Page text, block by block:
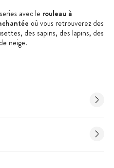
avec le rouleau à
où vous retrouverez des
des sapins, des lapins, des
neige.
pourront tester !
bien visible après cuisson,
de les enfourner !